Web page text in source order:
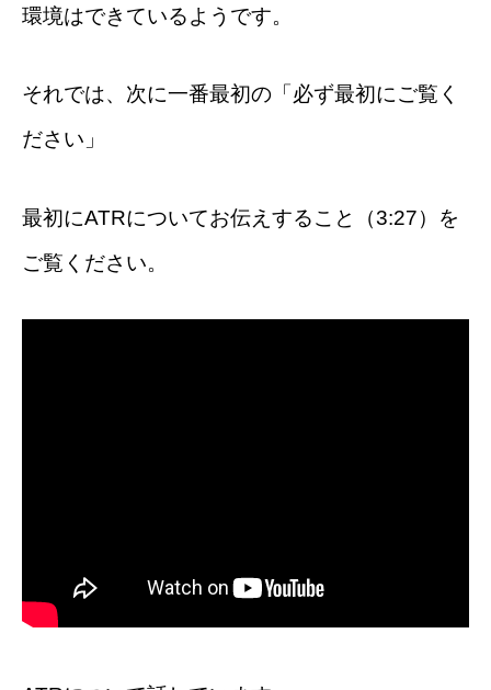
環境はできているようです。
それでは、次に一番最初の「必ず最初にご覧く
ださい」
最初にATRについてお伝えすること（3:27）を
ご覧ください。